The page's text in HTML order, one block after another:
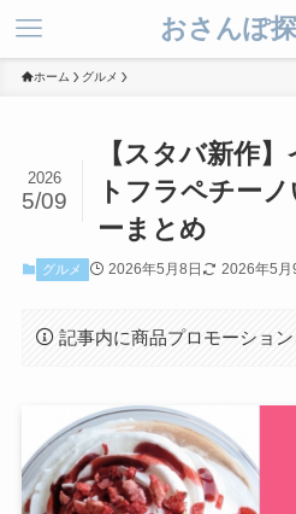
おさんぽ
ホーム グルメ
【スタバ新作
トフラペチー
ーまとめ
2026
5/09
グルメ 2026年5月8日 2026年5月
記事内に商品プロモーショ